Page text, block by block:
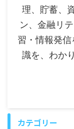
理、貯蓄、
ン、金融リ
習・情報発
識を、わか
カテゴリー